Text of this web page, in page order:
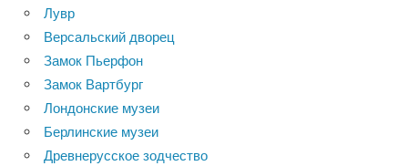
Лувр
Версальский дворец
Замок Пьерфон
Замок Вартбург
Лондонские музеи
Берлинские музеи
Древнерусское зодчество